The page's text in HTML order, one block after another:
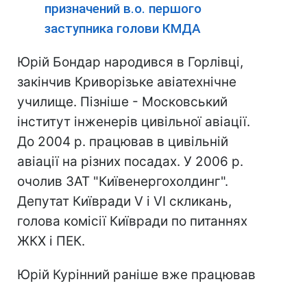
призначений в.о. першого
заступника голови КМДА
Юрій Бондар народився в Горлівці,
закінчив Криворізьке авіатехнічне
училище. Пізніше - Московський
інститут інженерів цивільної авіації.
До 2004 р. працював в цивільній
авіації на різних посадах. У 2006 р.
очолив ЗАТ "Київенергохолдинг".
Депутат Київради V і VI скликань,
голова комісії Київради по питаннях
ЖКХ і ПЕК.
Юрій Курінний раніше вже працював